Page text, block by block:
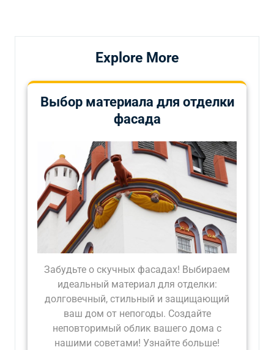
Explore More
Выбор материала для отделки
фасада
Забудьте о скучных фасадах! Выбираем
идеальный материал для отделки:
долговечный, стильный и защищающий
ваш дом от непогоды. Создайте
неповторимый облик вашего дома с
нашими советами! Узнайте больше!